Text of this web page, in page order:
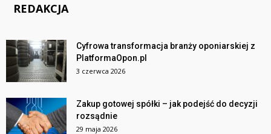
REDAKCJA
Cyfrowa transformacja branży oponiarskiej z
PlatformaOpon.pl
3 czerwca 2026
Zakup gotowej spółki – jak podejść do decyzji
rozsądnie
29 maja 2026